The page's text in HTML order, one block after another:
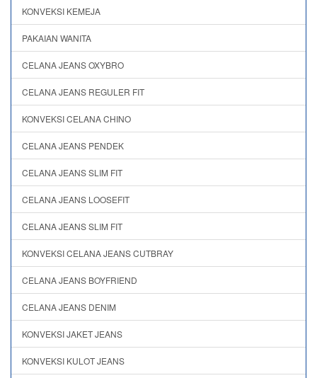
KONVEKSI KEMEJA
PAKAIAN WANITA
CELANA JEANS OXYBRO
CELANA JEANS REGULER FIT
KONVEKSI CELANA CHINO
CELANA JEANS PENDEK
CELANA JEANS SLIM FIT
CELANA JEANS LOOSEFIT
CELANA JEANS SLIM FIT
KONVEKSI CELANA JEANS CUTBRAY
CELANA JEANS BOYFRIEND
CELANA JEANS DENIM
KONVEKSI JAKET JEANS
KONVEKSI KULOT JEANS